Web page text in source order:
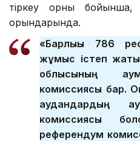
тіркеу орны
орындарында.
«Барлығы 786
жұмыс істеп
облысының
комиссиясы бар.
аудандардың
комиссиясы
референдум